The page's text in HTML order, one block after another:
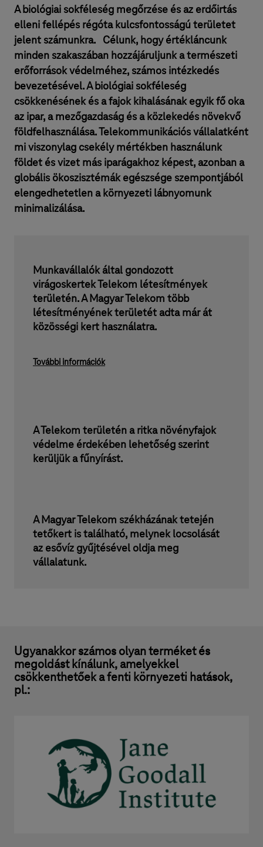
⁣A biológiai sokféleség megőrzése és az erdőirtás
elleni fellépés régóta kulcsfontosságú területet
jelent számunkra. Célunk, hogy értékláncunk
minden szakaszában hozzájáruljunk a természeti
erőforrások védelméhez, számos intézkedés
bevezetésével. A biológiai sokféleség
csökkenésének és a fajok kihalásának egyik fő oka
az ipar, a mezőgazdaság és a közlekedés növekvő
földfelhasználása. Telekommunikációs vállalatként
mi viszonylag csekély mértékben használunk
földet és vizet más iparágakhoz képest, azonban a
globális ökoszisztémák egészsége szempontjából
elengedhetetlen a környezeti lábnyomunk
minimalizálása.
Munkavállalók által gondozott
virágoskertek Telekom létesítmények
területén. A Magyar Telekom több
létesítményének területét adta már át
közösségi kert használatra.
További információk
A Telekom területén a ritka növényfajok
védelme érdekében lehetőség szerint
kerüljük a fűnyírást.
A Magyar Telekom székházának tetején
tetőkert is található, melynek locsolását
az esővíz gyűjtésével oldja meg
vállalatunk.
Ugyanakkor számos olyan terméket és
megoldást kínálunk, amelyekkel
csökkenthetőek a fenti környezeti hatások,
pl.: